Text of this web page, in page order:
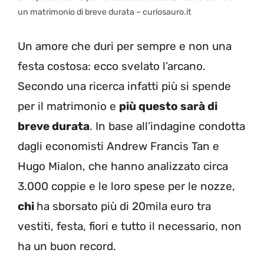
un matrimonio di breve durata – curiosauro.it
Un amore che duri per sempre e non una
festa costosa: ecco svelato l’arcano.
Secondo una ricerca infatti più si spende
per il matrimonio e più questo sarà di
breve durata. In base all’indagine condotta
dagli economisti Andrew Francis Tan e
Hugo Mialon, che hanno analizzato circa
3.000 coppie e le loro spese per le nozze,
chi ha sborsato più di 20mila euro tra
vestiti, festa, fiori e tutto il necessario, non
ha un buon record.